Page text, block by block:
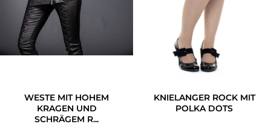
WESTE MIT HOHEM
KRAGEN UND
SCHRÄGEM R...
KNIELANGER ROCK MIT
POLKA DOTS